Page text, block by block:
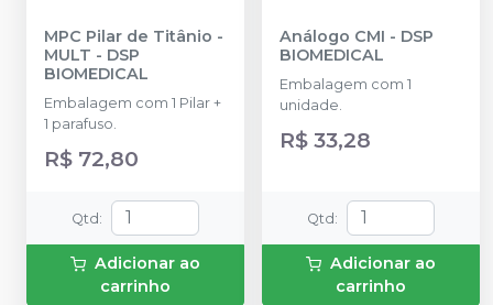
MPC Pilar de Titânio -
MULT - DSP
BIOMEDICAL
Embalagem com 1 Pilar +
1 parafuso.
R$ 72,80
Qtd:
Adicionar ao
carrinho
Análogo CMI - DSP
BIOMEDICAL
Embalagem com 1
unidade.
R$ 33,28
Qtd:
Adicionar ao
carrinho